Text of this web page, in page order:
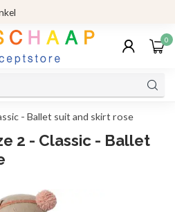
0
- Ballet suit and skirt rose
2 - Classic - Ballet